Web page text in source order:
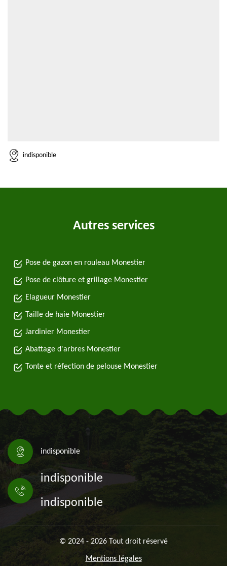
indisponible
Autres services
Pose de gazon en rouleau Monestier
Pose de clôture et grillage Monestier
Elagueur Monestier
Taille de haie Monestier
Jardinier Monestier
Abattage d'arbres Monestier
Tonte et réfection de pelouse Monestier
indisponible
indisponible
indisponible
© 2024 - 2026 Tout droit réservé
Mentions légales